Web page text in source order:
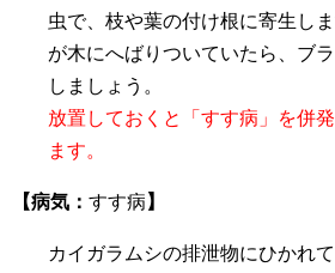
虫で、枝や葉の付け根に寄生し
が木にへばりついていたら、ブ
しましょう。
放置しておくと「すす病」を併
ます。
【病気： すす病 】
カイガラムシの排泄物にひかれて